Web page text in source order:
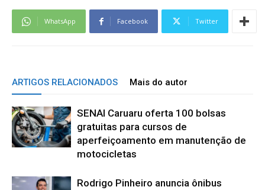
WhatsApp Facebook Twitter
ARTIGOS RELACIONADOS Mais do autor
SENAI Caruaru oferta 100 bolsas
gratuitas para cursos de
aperfeiçoamento em manutenção de
motocicletas
Rodrigo Pinheiro anuncia ônibus